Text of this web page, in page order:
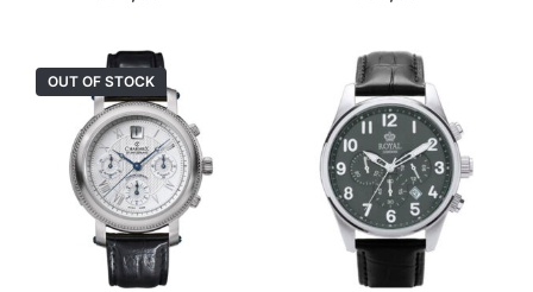
OUT OF STOCK